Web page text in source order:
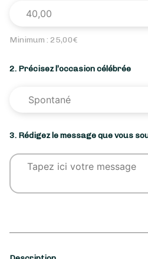
Minimum : 25,00€
2. Précisez l’occasion célébrée
3. Rédigez le message que vous